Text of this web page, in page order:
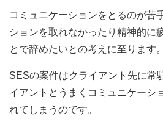
コミュニケーションをとるのが苦
ションを取れなかったり精神的に
とで辞めたいとの考えに至ります。
SESの案件はクライアント先に常
イアントとうまくコミュニケーシ
れてしまうのです。